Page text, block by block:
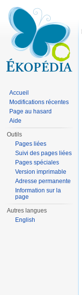
Accueil
Modifications récentes
Page au hasard
Aide
Outils
Pages liées
Suivi des pages liées
Pages spéciales
Version imprimable
Adresse permanente
Information sur la
page
Autres langues
English